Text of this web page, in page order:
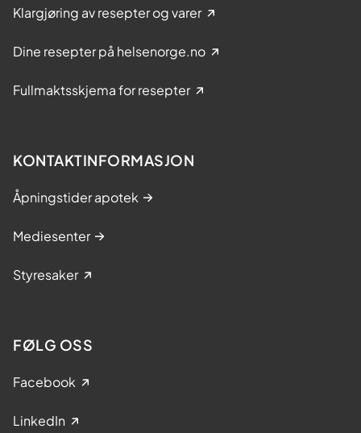
Klargjøring av resepter og varer
Dine resepter på helsenorge.no
Fullmaktsskjema for resepter
KONTAKTINFORMASJON
Åpningstider apotek
Mediesenter
Styresaker
FØLG OSS
Facebook
LinkedIn